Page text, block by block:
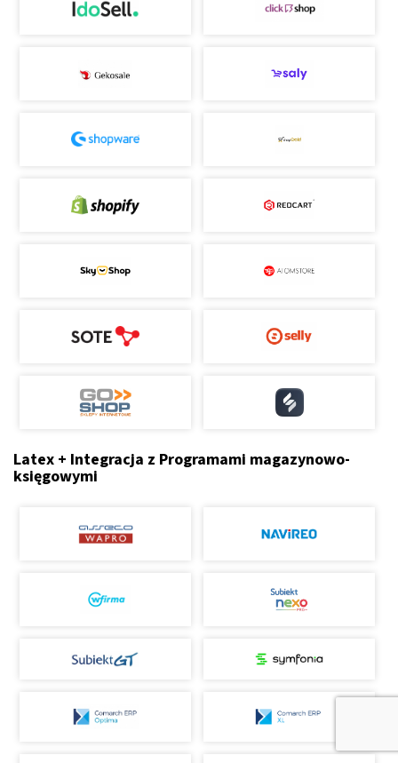
Latex + Integracja z Programami magazynowo-
księgowymi